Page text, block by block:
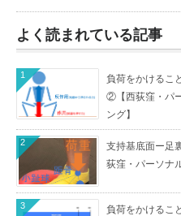
よく読まれている記事
負荷をかけるこ
②【西荻窪・パ
ング】
1
支持基底面ー足
荻窪・パーソナ
2
負荷をかけるこ
3